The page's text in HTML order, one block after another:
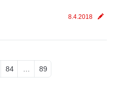
8.4.2018
84 89